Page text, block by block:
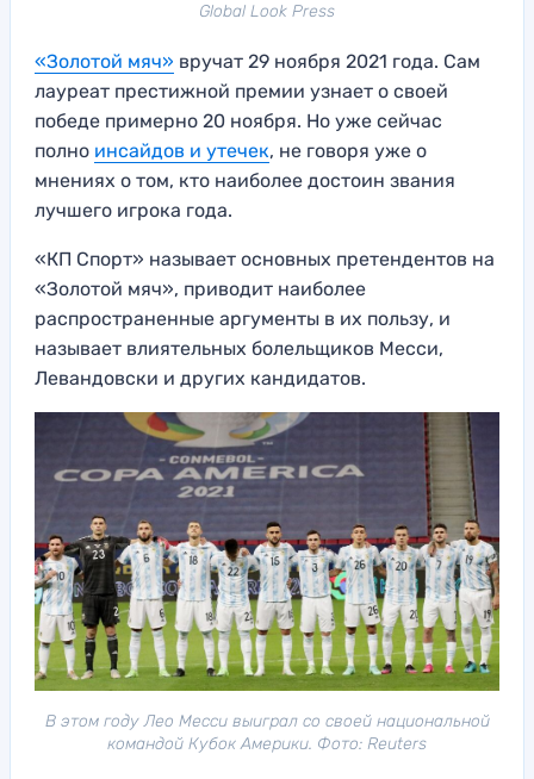
Global Look Press
«Золотой мяч» вручат 29 ноября 2021 года. Сам
лауреат престижной премии узнает о своей
победе примерно 20 ноября. Но уже сейчас
полно инсайдов и утечек, не говоря уже о
мнениях о том, кто наиболее достоин звания
лучшего игрока года.
«КП Спорт» называет основных претендентов на
«Золотой мяч», приводит наиболее
распространенные аргументы в их пользу, и
называет влиятельных болельщиков Месси,
Левандовски и других кандидатов.
В этом году Лео Месси выиграл со своей национальной
командой Кубок Америки. Фото: Reuters